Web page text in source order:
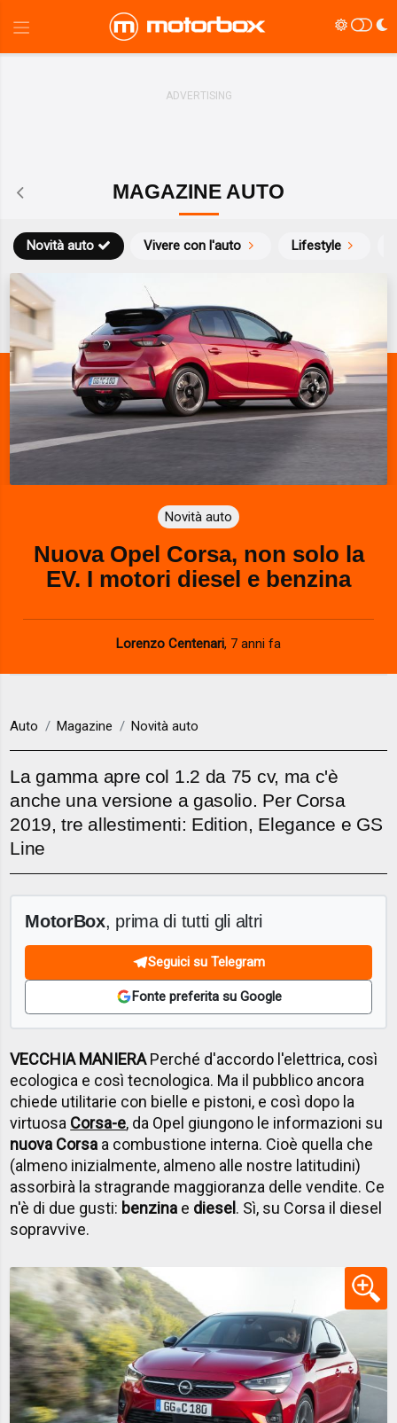
MAGAZINE AUTO
Novità auto Vivere con l'auto Lifestyle
Novità auto
Nuova Opel Corsa, non solo la
EV. I motori diesel e benzina
Lorenzo Centenari, 7 anni fa
Auto Magazine Novità auto
La gamma apre col 1.2 da 75 cv, ma c'è
anche una versione a gasolio. Per Corsa
2019, tre allestimenti: Edition, Elegance e GS
Line
MotorBox, prima di tutti gli altri
Seguici su Telegram
Fonte preferita su Google
VECCHIA MANIERAPerché d'accordo l'elettrica, così
ecologica e così tecnologica. Ma il pubblico ancora
chiede utilitarie con bielle e pistoni, e così dopo la
virtuosa Corsa-e, da Opel giungono le informazioni su
nuova Corsa a combustione interna. Cioè quella che
(almeno inizialmente, almeno alle nostre latitudini)
assorbirà la stragrande maggioranza delle vendite. Ce
n'è di due gusti: benzina e diesel . Sì, su Corsa il diesel
sopravvive.